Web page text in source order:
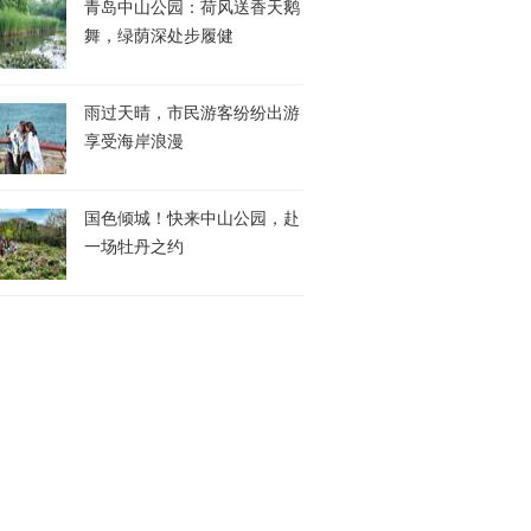
青岛中山公园：荷风送香天鹅
舞，绿荫深处步履健
雨过天晴，市民游客纷纷出游
享受海岸浪漫
国色倾城！快来中山公园，赴
一场牡丹之约